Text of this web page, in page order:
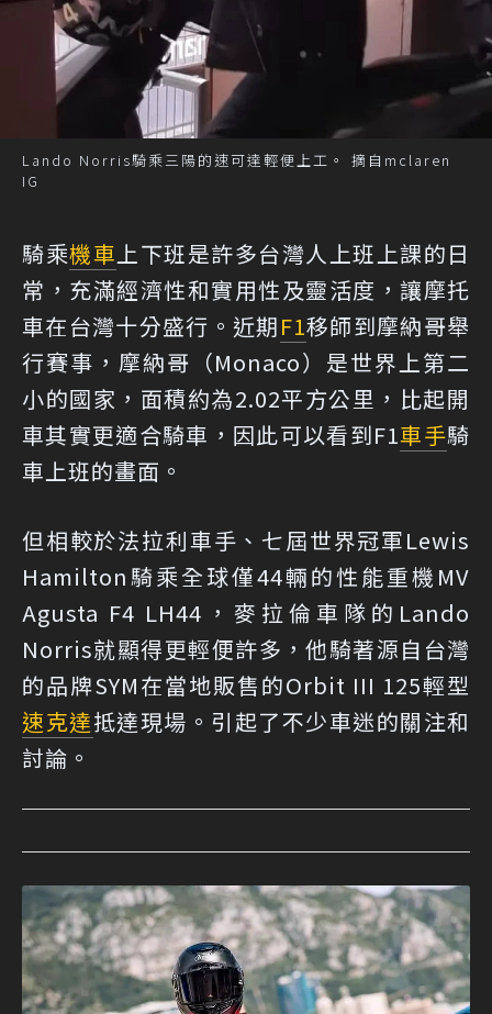
Lando Norris騎乘三陽的速可達輕便上工。 摘自mclaren
IG
騎乘機車 上下班是許多台灣人上班上課的日
常，充滿經濟性和實用性及靈活度，讓摩托
車在台灣十分盛行。近期F1移師到摩納哥舉
行賽事，摩納哥（Monaco）是世界上第二
小的國家，面積約為2.02平方公里，比起開
車其實更適合騎車，因此可以看到F1車手騎
車上班的畫面。
但相較於法拉利車手、七屆世界冠軍Lewis
Hamilton騎乘全球僅44輛的性能重機MV
Agusta F4 LH44，麥拉倫車隊的Lando
Norris就顯得更輕便許多，他騎著源自台灣
的品牌SYM在當地販售的Orbit III 125輕型
速克達抵達現場。引起了不少車迷的關注和
討論。